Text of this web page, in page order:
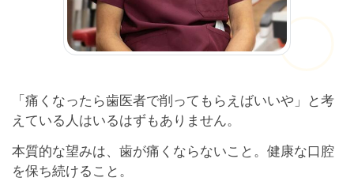
「痛くなったら歯医者で削ってもらえばいいや」と考
えている人はいるはずもありません。
本質的な望みは、歯が痛くならないこと。健康な口腔
を保ち続けること。